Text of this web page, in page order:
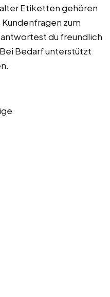
Etiketten gehören
zum
du freundlich
Bedarf unterstützt